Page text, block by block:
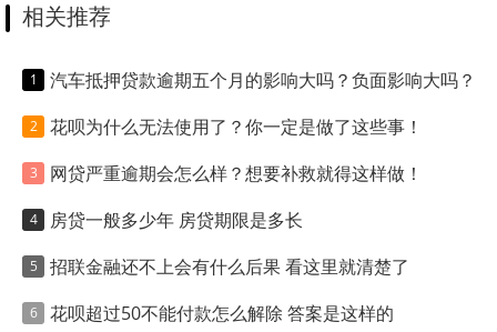
相关推荐
汽车抵押贷款逾期五个月的影响大吗？负面影响大吗？
花呗为什么无法使用了？你一定是做了这些事！
网贷严重逾期会怎么样？想要补救就得这样做！
房贷一般多少年 房贷期限是多长
招联金融还不上会有什么后果 看这里就清楚了
花呗超过50不能付款怎么解除 答案是这样的